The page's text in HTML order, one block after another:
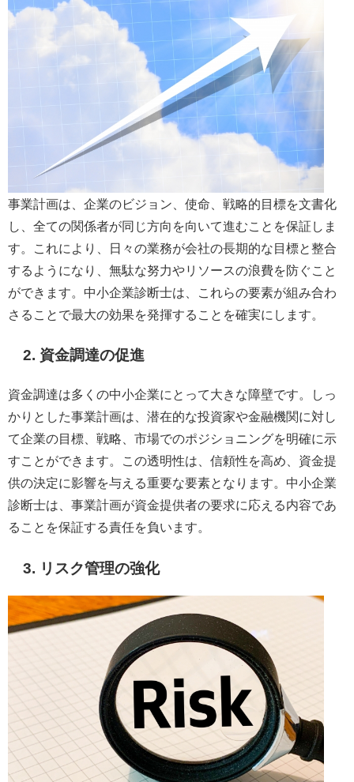
事業計画は、企業のビジョン、使命、戦略的目標を文書化
し、全ての関係者が同じ方向を向いて進むことを保証しま
す。これにより、日々の業務が会社の長期的な目標と整合
するようになり、無駄な努力やリソースの浪費を防ぐこと
ができます。中小企業診断士は、これらの要素が組み合わ
さることで最大の効果を発揮することを確実にします。
2. 資金調達の促進
資金調達は多くの中小企業にとって大きな障壁です。しっ
かりとした事業計画は、潜在的な投資家や金融機関に対し
て企業の目標、戦略、市場でのポジショニングを明確に示
すことができます。この透明性は、信頼性を高め、資金提
供の決定に影響を与える重要な要素となります。中小企業
診断士は、事業計画が資金提供者の要求に応える内容であ
ることを保証する責任を負います。
3. リスク管理の強化